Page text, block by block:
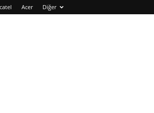
Acer Diğer